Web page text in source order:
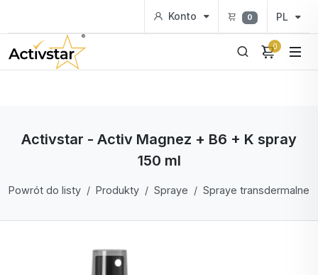
Konto 0 PL
0
Activstar - Activ Magnez + B6 + K spray
150 ml
Powrót do listy Produkty Spraye Spraye transdermalne